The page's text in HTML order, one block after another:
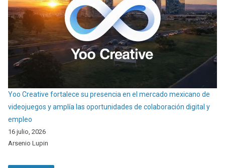
Yoo Creative fortalece su presencia en el mercado mexicano de
videojuegos y amplía las oportunidades de colaboración digital y
empleo
16 julio, 2026
Arsenio Lupin